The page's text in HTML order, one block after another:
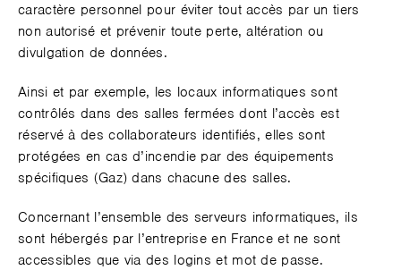
caractère personnel pour éviter tout accès par un tiers
non autorisé et prévenir toute perte, altération ou
divulgation de données.
Ainsi et par exemple, les locaux informatiques sont
contrôlés dans des salles fermées dont l’accès est
réservé à des collaborateurs identifiés, elles sont
protégées en cas d’incendie par des équipements
spécifiques (Gaz) dans chacune des salles.
Concernant l’ensemble des serveurs informatiques, ils
sont hébergés par l’entreprise en France et ne sont
accessibles que via des logins et mot de passe.